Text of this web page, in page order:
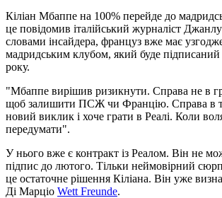
Кіліан Мбаппе на 100% перейде до
це повідомив італійський журналіст
словами інсайдера, француз вже має
мадридським клубом, який буде
року.
"Мбаппе вирішив ризикнути. Справа не в
щоб залишити ПСЖ чи Францію. Справа в
новий виклик і хоче грати в Реалі. Коли
передумати".
У нього вже є контракт із Реалом. Він не
підпис до лютого. Тільки неймовірний
це остаточне рішення Кіліана. Він уже
Ді Марціо Wett Freunde.